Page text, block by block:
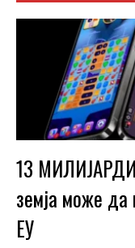
13
земја може да
ЕУ